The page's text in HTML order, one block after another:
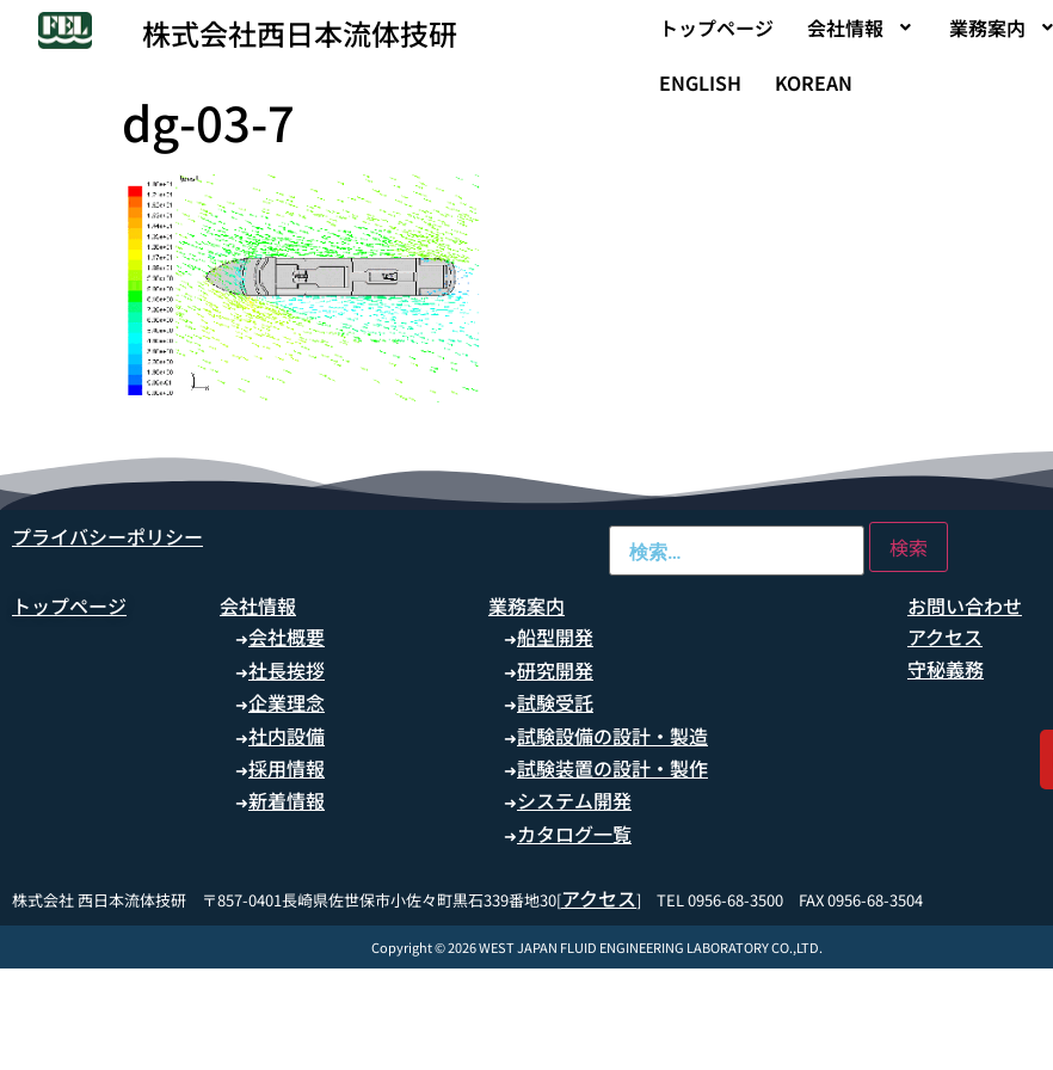
トップページ 会社情報 業務案内
ENGLISH
KOREAN
株式会社西日本流体技研
dg-03-7
プライバシーポリシー
トップページ 会社情報
➜会社概要
➜社長挨拶
➜企業理念
➜社内設備
➜採用情報
➜新着情報
業務案内
➜船型開発
➜研究開発
➜試験受託
➜試験設備の設計・製造
➜試験装置の設計・製作
➜システム開発
➜ カタログ一覧
お問い合わせ
アクセス
守秘義務
株式会社 西日本流体技研 〒857-0401長崎県佐世保市小佐々町黒石339番地30[アクセス] TEL 0956-68-3500 FAX 0956-68-3504
Copyright © 2026 WEST JAPAN FLUID ENGINEERING LABORATORY CO.,LTD.